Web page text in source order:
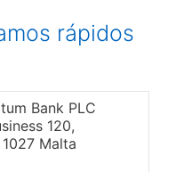
rápidos
Bank PLC
120,
Malta